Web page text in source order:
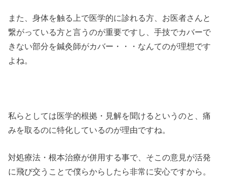
また、身体を触る上で医学的に診れる方、お医者さんと
繋がっている方と言うのが重要ですし、手技でカバーで
きない部分を鍼灸師がカバー・・・なんてのが理想です
よね。
私らとしては医学的根拠・見解を聞けるというのと、痛
みを取るのに特化しているのが理由ですね。
対処療法・根本治療が併用する事で、そこの意見が活発
に飛び交うことで僕らからしたら非常に安心ですから。